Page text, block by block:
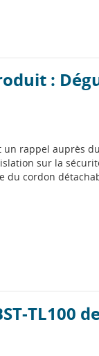
:
rappel auprès
sur la
du cordon
TL100